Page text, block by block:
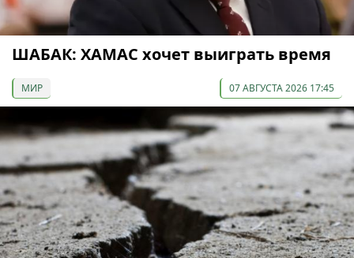
ШАБАК: ХАМАС хочет выиграть время
МИР 07 АВГУСТА 2026 17:45